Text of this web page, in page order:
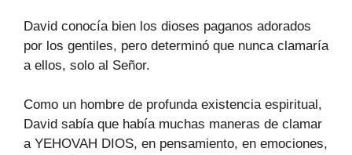
David conocía bien los dioses paganos adorados
por los gentiles, pero determinó que nunca clamaría
a ellos, solo al Señor.
Como un hombre de profunda existencia espiritual,
David sabía que había muchas maneras de clamar
a YEHOVAH DIOS, en pensamiento, en emociones,